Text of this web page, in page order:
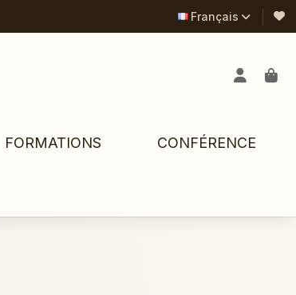
Français
FORMATIONS CONFÉRENCE